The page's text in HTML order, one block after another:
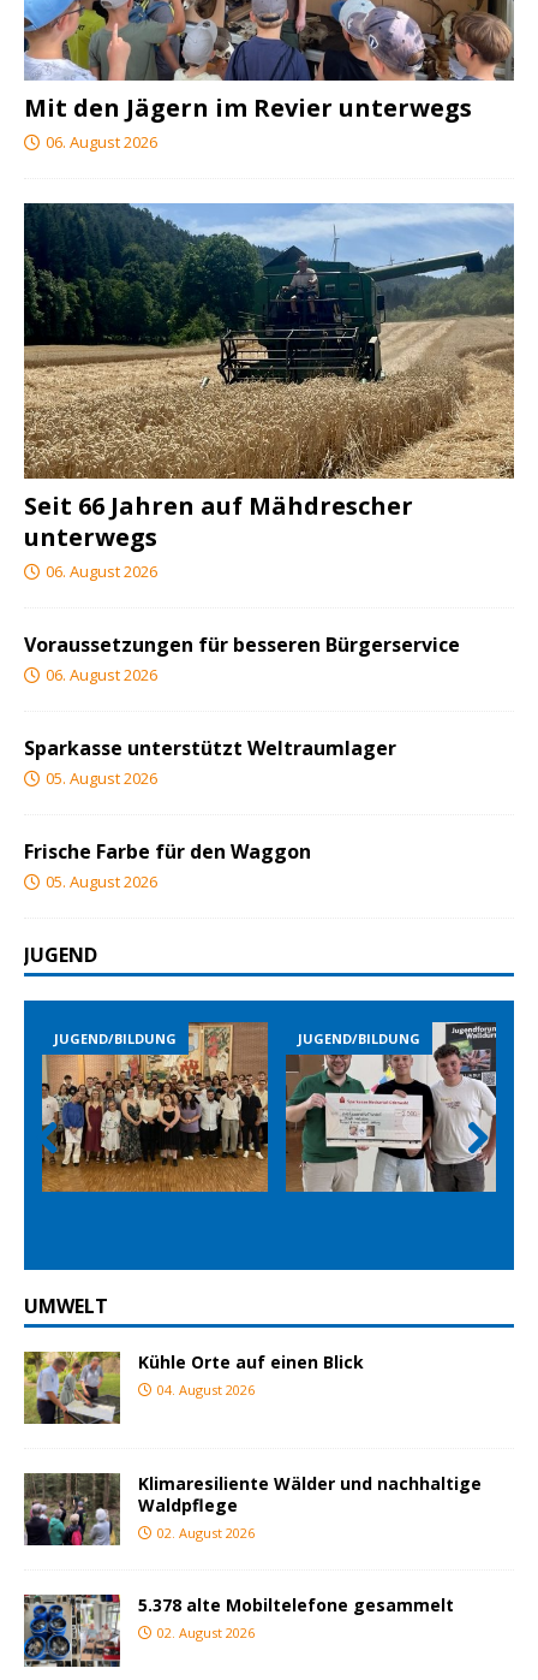
Mit den Jägern im Revier unterwegs
06. August 2026
Seit 66 Jahren auf Mähdrescher
unterwegs
06. August 2026
Voraussetzungen für besseren Bürgerservice
06. August 2026
Sparkasse unterstützt Weltraumlager
05. August 2026
Frische Farbe für den Waggon
05. August 2026
JUGEND
JUGEND/BILDUNG JUGEND/
Prev
ious
Nex
t
UMWELT
Kühle Orte auf einen Blick
04. August 2026
Klimaresiliente Wälder und nachhaltige
Waldpflege
02. August 2026
5.378 alte Mobiltelefone gesammelt
02. August 2026